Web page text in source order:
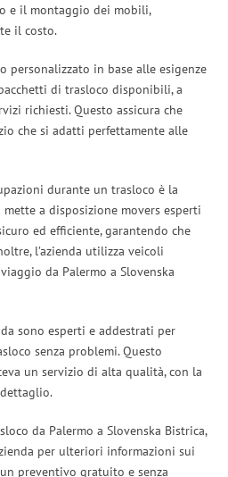
e il montaggio dei mobili,
il costo.
personalizzato in base alle esigenze
di trasloco disponibili, a
richiesti. Questo assicura che
che si adatti perfettamente alle
durante un trasloco è la
mette a disposizione movers esperti
ed efficiente, garantendo che
l’azienda utilizza veicoli
da Palermo a Slovenska
sono esperti e addestrati per
senza problemi. Questo
un servizio di alta qualità, con la
da Palermo a Slovenska Bistrica,
per ulteriori informazioni sui
preventivo gratuito e senza